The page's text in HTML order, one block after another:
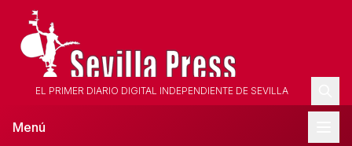
EL PRIMER DIARIO DIGITAL INDEPENDIENTE DE SEVILLA
Menú